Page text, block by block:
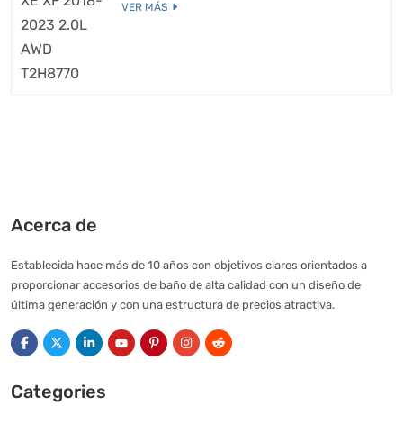
VER MÁS
Acerca de
Establecida hace más de 10 años con objetivos claros orientados a
proporcionar accesorios de baño de alta calidad con un diseño de
última generación y con una estructura de precios atractiva.
Categories